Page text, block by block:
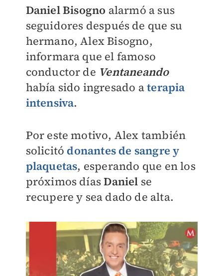
Daniel Bisogno alarmó a sus
seguidores después de que su
hermano, Alex Bisogno,
informara que el famoso
conductor de Ventaneando
había sido ingresado aterapia
intensiva.
Por este motivo, Alex también
solicitó donantes de sangre y
plaquetas, esperando que en los
próximos díasDaniel se
recupere y sea dado de alta.